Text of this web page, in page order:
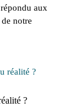
aux
notre
?